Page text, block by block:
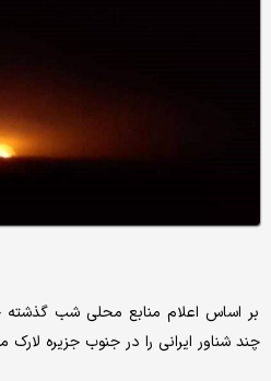
بر اساس اعلام منابع محلی شب گذشته
چند شناور ایرانی را در جنوب جزیره لارک